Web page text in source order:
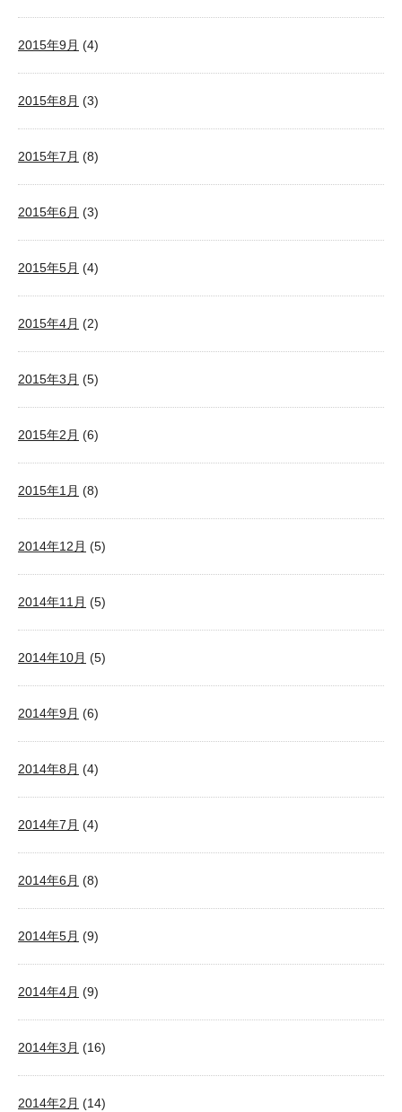
2015年9月 (4)
2015年8月 (3)
2015年7月 (8)
2015年6月 (3)
2015年5月 (4)
2015年4月 (2)
2015年3月 (5)
2015年2月 (6)
2015年1月 (8)
2014年12月 (5)
2014年11月 (5)
2014年10月 (5)
2014年9月 (6)
2014年8月 (4)
2014年7月 (4)
2014年6月 (8)
2014年5月 (9)
2014年4月 (9)
2014年3月 (16)
2014年2月 (14)